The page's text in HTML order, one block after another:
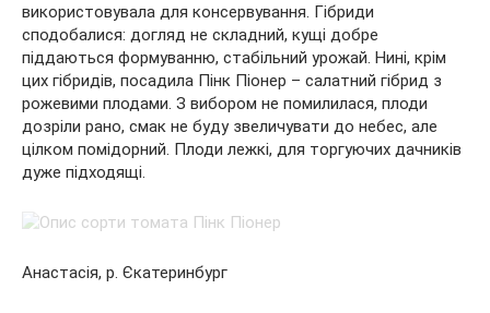
використовувала для консервування. Гібриди
сподобалися: догляд не складний, кущі добре
піддаються формуванню, стабільний урожай. Нині, крім
цих гібридів, посадила Пінк Піонер – салатний гібрид з
рожевими плодами. З вибором не помилилася, плоди
дозріли рано, смак не буду звеличувати до небес, але
цілком помідорний. Плоди лежкі, для торгуючих дачників
дуже підходящі.
Анастасія, р. Єкатеринбург